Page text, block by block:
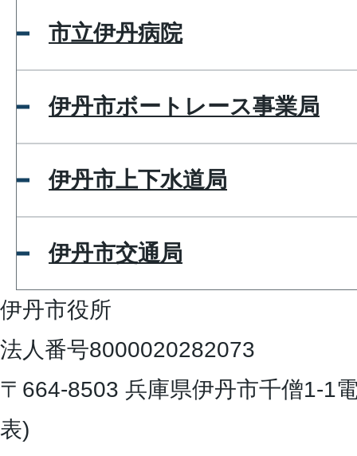
市立伊丹病院
伊丹市ボートレース事業局
伊丹市上下水道局
伊丹市交通局
伊丹市役所
法人番号8000020282073
〒664-8503 兵庫県伊丹市千僧1-1
表)